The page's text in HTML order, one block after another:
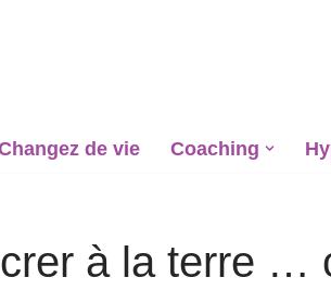
de vie Coaching
à la terre …